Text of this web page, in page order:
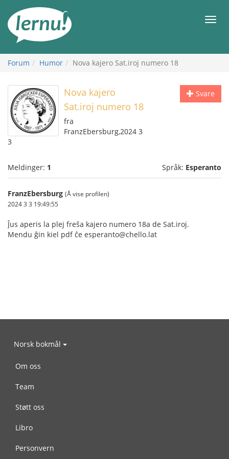
innholdet
Meny
Forum Humor Nova kajero Sat.iroj numero 18
Svare
Nova kajero
Sat.iroj numero 18
fra
FranzEbersburg,2024 3
3
Meldinger: 1 Språk: Esperanto
FranzEbersburg (Å vise profilen)
2024 3 3 19:49:55
Ĵus aperis la plej freŝa kajero numero 18a de Sat.iroj.
Mendu ĝin kiel pdf ĉe esperanto@chello.lat
Norsk bokmål
Om oss
Team
Støtt oss
Libro
Personvern